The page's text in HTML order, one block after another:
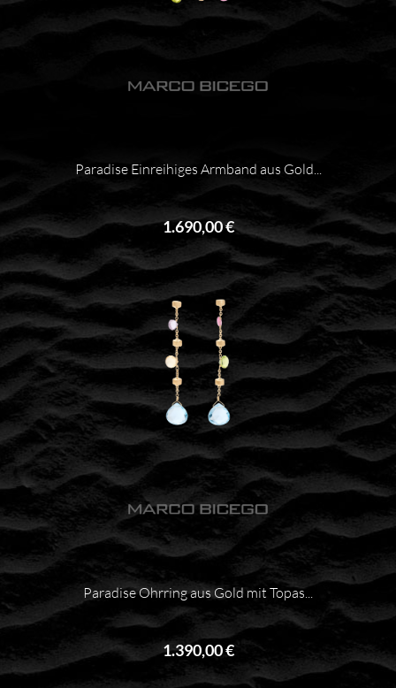
Paradise Einreihiges Armband aus Gold...
1.690,00 €
Paradise Ohrring aus Gold mit Topas...
1.390,00 €